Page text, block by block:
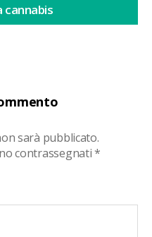
sarà pubblicato.
contrassegnati*
cannabis